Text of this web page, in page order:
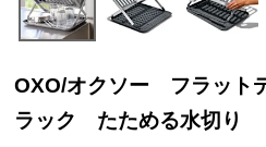
OXO/オクソー フラット
ラック たためる水切り